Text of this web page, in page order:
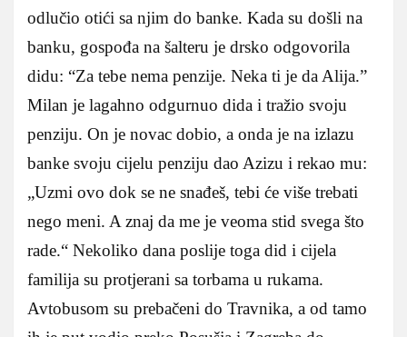
odlučio otići sa njim do banke. Kada su došli na
banku, gospođa na šalteru je drsko odgovorila
didu: “Za tebe nema penzije. Neka ti je da Alija.”
Milan je lagahno odgurnuo dida i tražio svoju
penziju. On je novac dobio, a onda je na izlazu
banke svoju cijelu penziju dao Azizu i rekao mu:
„Uzmi ovo dok se ne snađeš, tebi će više trebati
nego meni. A znaj da me je veoma stid svega što
rade.“ Nekoliko dana poslije toga did i cijela
familija su protjerani sa torbama u rukama.
Avtobusom su prebačeni do Travnika, a od tamo